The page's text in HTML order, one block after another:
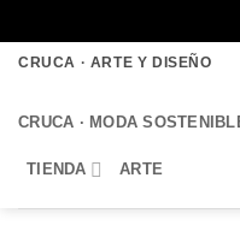
Saltar
contenido
CRUCA · ARTE Y DISEÑO
CRUCA · MODA
TIENDA ARTE